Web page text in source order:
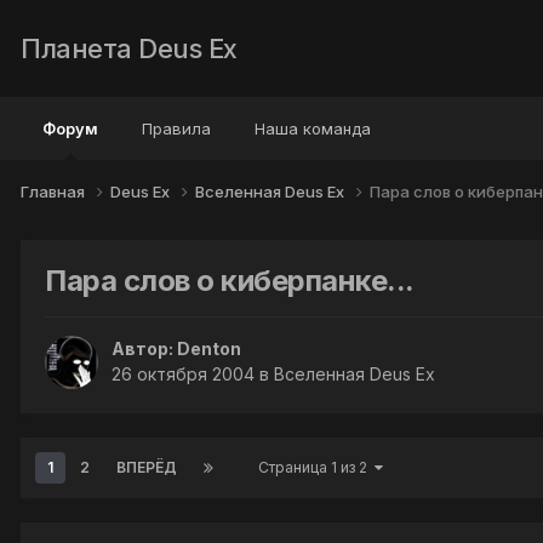
Планета Deus Ex
Форум Правила Наша команда
Главная Deus Ex Вселенная Deus Ex Пара слов о
Пара слов о киберпанке...
Автор: Denton
26 октября 2004 в Вселенная Deus Ex
1 2 ВПЕРЁД Страница 1 из 2